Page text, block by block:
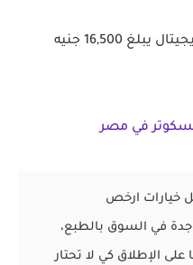
سعر موتوسيكل دايون 4 بعداد ديجيتال يبلغ 16,500 جنيه
في مصر
خيارات ارخص
في السوق بالطبع،
على الإطلاق كي لا تحتار